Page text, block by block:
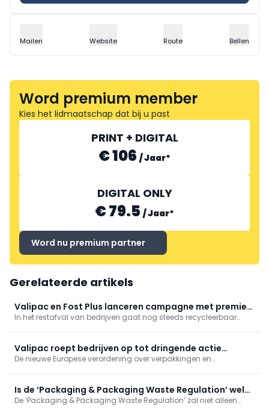
Mailen Website Route Bellen
Word premium member
Kies het lidmaatschap dat bij u past
PRINT + DIGITAL
€ 106 /Jaar*
DIGITAL ONLY
€ 79.5 /Jaar*
Word nu premium partner
Gerelateerde artikels
Valipac en Fost Plus lanceren campagne met premies
om bedrijven beter te doen sorteren
In het restafval van bedrijven gaat nog steeds recycleerbaar
aanspoort om verpakkingsafval correct te sorteren.
Valipac roept bedrijven op tot dringende actie
omtrent PPWR
De nieuwe Europese verordening over verpakkingen en
verpakkingsregels.
Is de ‘Packaging & Packaging Waste Regulation’ wel
praktisch haalbaar?
De ‘Packaging & Packaging Waste Regulation’ zal niet alleen